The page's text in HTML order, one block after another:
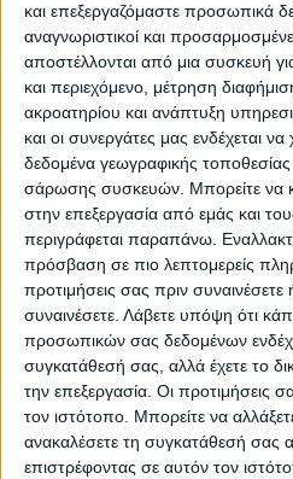
και επεξεργαζόμαστε προσωπικά
αναγνωριστικοί και
αποστέλλονται από μια συσκευή
και περιεχόμενο, μέτρηση
ακροατηρίου και ανάπτυξη
και οι συνεργάτες μας ενδέχεται
δεδομένα γεωγραφικής
σάρωσης συσκευών. Μπορείτε να
στην επεξεργασία από εμάς και
περιγράφεται παραπάνω.
πρόσβαση σε πιο λεπτομερείς
προτιμήσεις σας πριν συναινέσετε
συναινέσετε. Λάβετε υπόψη ότι
προσωπικών σας δεδομένων
συγκατάθεσή σας, αλλά έχετε το
την επεξεργασία. Οι προτιμήσεις
τον ιστότοπο. Μπορείτε να
ανακαλέσετε τη συγκατάθεσή σας
επιστρέφοντας σε αυτόν τον
ΝΕΟΣ
https://
Η Αρχαιότερη Καθημερινή
ΠΑΡΟΜΟΙΑ ΑΡΘΡΑ